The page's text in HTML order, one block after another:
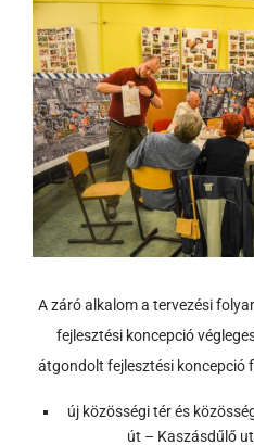
A záró alkalom a tervezési
fejlesztési koncepció
átgondolt fejlesztési koncepció
új közösségi tér és
út – Kaszásdűlő